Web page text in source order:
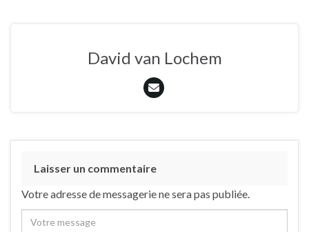
David van Lochem
Laisser un commentaire
Votre adresse de messagerie ne sera pas publiée.